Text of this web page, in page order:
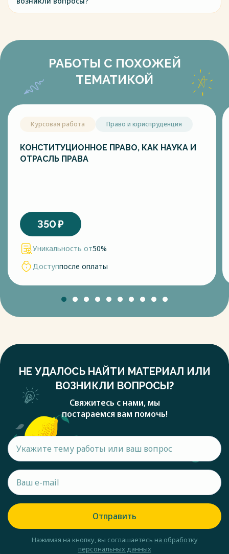
РАБОТЫ С ПОХОЖЕЙ
ТЕМАТИКОЙ
Курсовая работа Право и юриспруденция
КОНСТИТУЦИОННОЕ ПРАВО, КАК НАУКА И
ОТРАСЛЬ ПРАВА
350₽
Уникальность от50%
Доступпосле оплаты
НЕ УДАЛОСЬ НАЙТИ МАТЕРИАЛ ИЛИ
ВОЗНИКЛИ ВОПРОСЫ?
Свяжитесь с нами, мы
постараемся вам помочь!
Отправить
Нажимая на кнопку, вы соглашаетесь на обработку
персональных данных